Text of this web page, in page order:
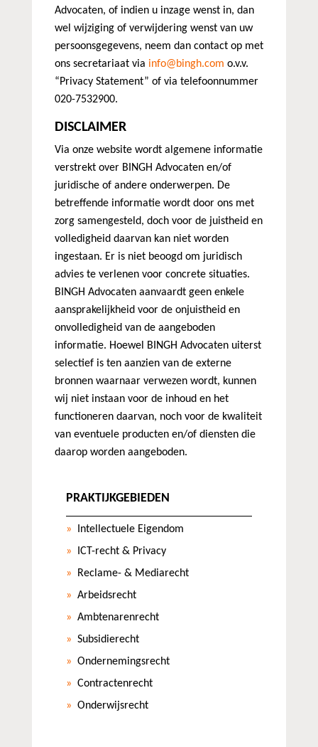
Advocaten, of indien u inzage wenst in, dan
wel wijziging of verwijdering wenst van uw
persoonsgegevens, neem dan contact op met
ons secretariaat via info@bingh.com o.v.v.
“Privacy Statement” of via telefoonnummer
020-7532900.
DISCLAIMER
Via onze website wordt algemene informatie
verstrekt over BINGH Advocaten en/of
juridische of andere onderwerpen. De
betreffende informatie wordt door ons met
zorg samengesteld, doch voor de juistheid en
volledigheid daarvan kan niet worden
ingestaan. Er is niet beoogd om juridisch
advies te verlenen voor concrete situaties.
BINGH Advocaten aanvaardt geen enkele
aansprakelijkheid voor de onjuistheid en
onvolledigheid van de aangeboden
informatie. Hoewel BINGH Advocaten uiterst
selectief is ten aanzien van de externe
bronnen waarnaar verwezen wordt, kunnen
wij niet instaan voor de inhoud en het
functioneren daarvan, noch voor de kwaliteit
van eventuele producten en/of diensten die
daarop worden aangeboden.
PRAKTIJKGEBIEDEN
Intellectuele Eigendom
ICT-recht & Privacy
Reclame- & Mediarecht
Arbeidsrecht
Ambtenarenrecht
Subsidierecht
Ondernemingsrecht
Contractenrecht
Onderwijsrecht